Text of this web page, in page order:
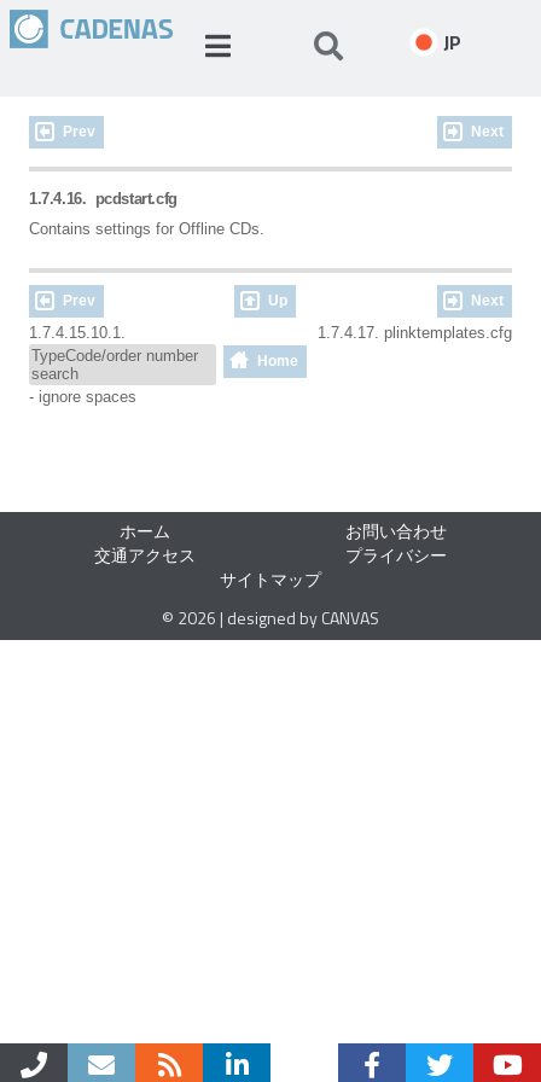
JP
Prev Next
1.7.4.16. pcdstart.cfg
Contains settings for Offline CDs.
Prev Up Next
1.7.4.15.10.1.
TypeCode/order number
search
- ignore spaces
Home
1.7.4.17. plinktemplates.cfg
ホーム
お問い合わせ
交通アクセス
プライバシー
サイトマップ
© 2026 | designed by CANVAS